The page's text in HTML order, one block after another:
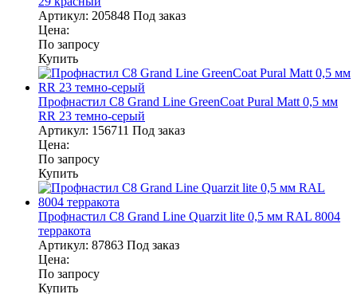
Артикул: 205848 Под заказ
Цена:
По запросу
Купить
Профнастил С8 Grand Line GreenCoat Pural Matt 0,5 мм
RR 23 темно-серый
Артикул: 156711 Под заказ
Цена:
По запросу
Купить
Профнастил С8 Grand Line Quarzit lite 0,5 мм RAL 8004
терракота
Артикул: 87863 Под заказ
Цена:
По запросу
Купить